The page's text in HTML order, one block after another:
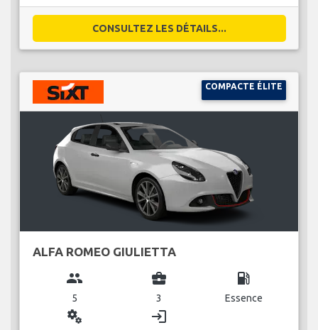
CONSULTEZ LES DÉTAILS...
COMPACTE ÉLITE
ALFA ROMEO GIULIETTA
group
5
business_center
3
local_gas_station
Essence
miscellaneous_services login